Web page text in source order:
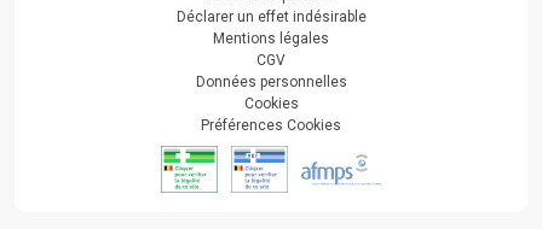
Déclarer un effet indésirable
Mentions légales
CGV
Données personnelles
Cookies
Préférences Cookies